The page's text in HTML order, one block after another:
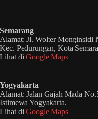
Semarang
Alamat: Jl. Wolter Monginsidi
Kec. Pedurungan, Kota
Lihat di Google Maps
Yogyakarta
Alamat: Jalan Gajah Mada
Istimewa Yogyakarta.
Lihat di Google Maps